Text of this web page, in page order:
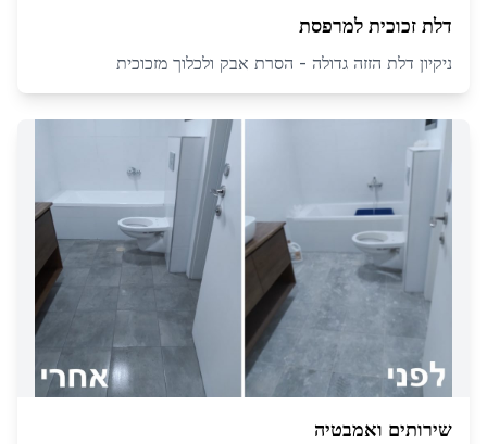
דלת זכוכית למרפסת
ניקיון דלת הזזה גדולה - הסרת אבק ולכלוך מזכוכית
שירותים ואמבטיה